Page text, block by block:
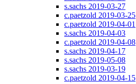
s.sachs 2019-03-27
c.paetzold 2019-03-25
c.paetzold 2019-04-01
s.sachs 2019-04-03
c.paetzold 2019-04-08
s.sachs 2019-04-17
s.sachs 2019-05-08
s.sachs 2019-03-19
c.paetzold 2019-04-15